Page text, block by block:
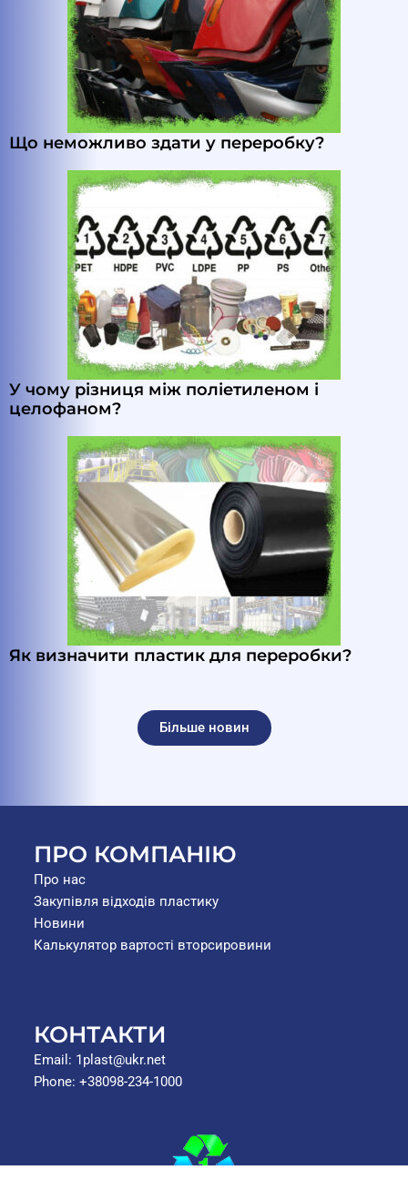
Що неможливо здати у переробку?
У чому різниця між поліетиленом і
целофаном?
Як визначити пластик для переробки?
Більше новин
ПРО КОМПАНІЮ
Про нас
Закупівля відходів пластику
Новини
Калькулятор вартості вторсировини
КОНТАКТИ
Email: 1plast@ukr.net
Phone: +38098-234-1000